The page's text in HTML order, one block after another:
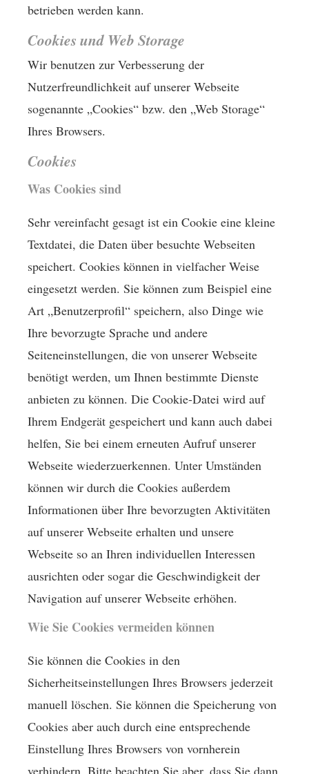
betrieben werden kann.
Cookies und Web Storage
Wir benutzen zur Verbesserung der
Nutzerfreundlichkeit auf unserer Webseite
sogenannte „Cookies“ bzw. den „Web Storage“
Ihres Browsers.
Cookies
Was Cookies sind
Sehr vereinfacht gesagt ist ein Cookie eine kleine
Textdatei, die Daten über besuchte Webseiten
speichert. Cookies können in vielfacher Weise
eingesetzt werden. Sie können zum Beispiel eine
Art „Benutzerprofil“ speichern, also Dinge wie
Ihre bevorzugte Sprache und andere
Seiteneinstellungen, die von unserer Webseite
benötigt werden, um Ihnen bestimmte Dienste
anbieten zu können. Die Cookie-Datei wird auf
Ihrem Endgerät gespeichert und kann auch dabei
helfen, Sie bei einem erneuten Aufruf unserer
Webseite wiederzuerkennen. Unter Umständen
können wir durch die Cookies außerdem
Informationen über Ihre bevorzugten Aktivitäten
auf unserer Webseite erhalten und unsere
Webseite so an Ihren individuellen Interessen
ausrichten oder sogar die Geschwindigkeit der
Navigation auf unserer Webseite erhöhen.
Wie Sie Cookies vermeiden können
Sie können die Cookies in den
Sicherheitseinstellungen Ihres Browsers jederzeit
manuell löschen. Sie können die Speicherung von
Cookies aber auch durch eine entsprechende
Einstellung Ihres Browsers von vornherein